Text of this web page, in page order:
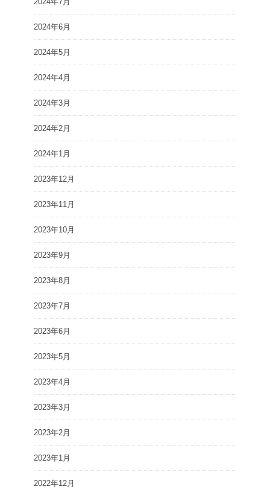
2024年6月
2024年5月
2024年4月
2024年3月
2024年2月
2024年1月
2023年12月
2023年11月
2023年10月
2023年9月
2023年8月
2023年7月
2023年6月
2023年5月
2023年4月
2023年3月
2023年2月
2023年1月
2022年12月